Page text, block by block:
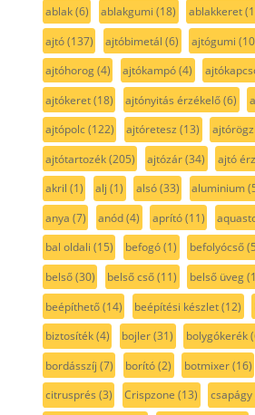
ablak(6) ablakgumi (18) ablakkeret
ajtó(137) ajtóbimetál (6) ajtógumi
ajtóhorog(4) ajtókampó(4)
ajtókeret(18) ajtónyitás érzékelő(6)
ajtópolc(122) ajtóretesz (13)
ajtótartozék(205) ajtózár(34) ajtó
akril (1) alj (1) alsó(33) aluminium
anya (7) anód(4) aprító(11)
bal oldali (15) befogó(1) befolyócső
belső(30) belső cső(11) belső üveg
beépíthető(14) beépítési készlet(12)
biztosíték(4) bojler(31) bolygókerék
bordásszíj (7) borító(2) botmixer(16)
citrusprés (3) Crispzone (13) csapágy